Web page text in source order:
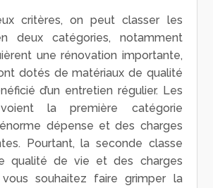
critères, on peut classer les
deux catégories, notamment
une rénovation importante,
dotés de matériaux de qualité
d’un entretien régulier. Les
la première catégorie
dépense et des charges
Pourtant, la seconde classe
qualité de vie et des charges
vous souhaitez faire grimper la